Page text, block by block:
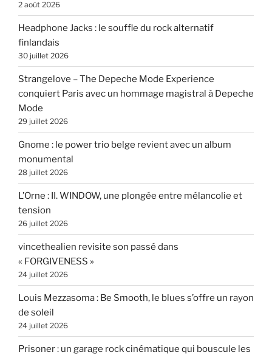
2 août 2026
Headphone Jacks : le souffle du rock alternatif
finlandais
30 juillet 2026
Strangelove – The Depeche Mode Experience
conquiert Paris avec un hommage magistral à Depeche
Mode
29 juillet 2026
Gnome : le power trio belge revient avec un album
monumental
28 juillet 2026
L’Orne : II. WINDOW, une plongée entre mélancolie et
tension
26 juillet 2026
vincethealien revisite son passé dans
« FORGIVENESS »
24 juillet 2026
Louis Mezzasoma : Be Smooth, le blues s’offre un rayon
de soleil
24 juillet 2026
Prisoner : un garage rock cinématique qui bouscule les